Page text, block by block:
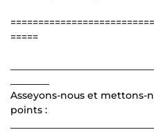
=====
Asseyons-nous et mettons-
points :